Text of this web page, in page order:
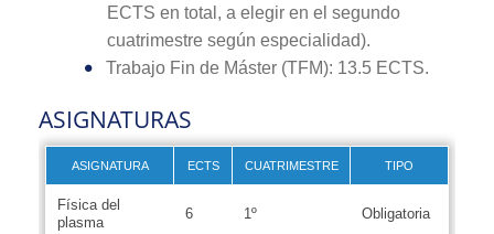
ECTS en total, a elegir en el segundo
cuatrimestre según especialidad).
Trabajo Fin de Máster (TFM): 13.5 ECTS.
ASIGNATURAS
ASIGNATURA ECTS CUATRIMESTRE TIPO
Física del
plasma
6 1º Obligatoria